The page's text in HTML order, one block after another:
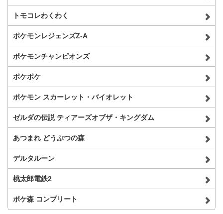
トモコレわくわく
ポケモンレジェンズZ-A
ポケモンチャンピオンズ
ポケポケ
ポケモン スカーレット・バイオレット
ゼルダの伝説 ティアーズオブザ・キングダム
あつまれ どうぶつの森
デルタルーン
桃太郎電鉄2
ポケ森 コンプリート